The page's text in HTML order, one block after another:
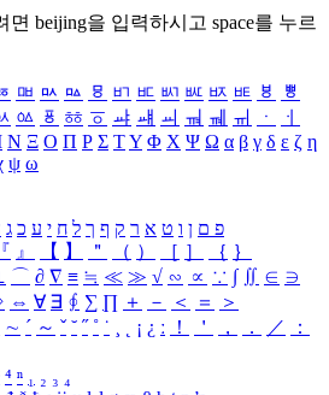
면 beijing을 입력하시고 space를 누르
ㅮ ㅯ ㅰ ㅱ ㅲ ㅳ ㅴ ㅵ ㅶ ㅷ ㅸ
ㅹ
ㆃ ㆄ ㆅ ㆆ ㆇ ㆈ ㆉ ㆊ ㆋ ㆌ ㆍ
ㆎ
Ν Ξ Ο Π Ρ Σ ΤΥ Φ Χ Ψ Ω α β γ δ ε ζ η
ψ ω
פ ם ן ו ט א ר ק ף ך ל ח י ע כ ג
『 』 【 】 ＂ （ ） ［ ］ ｛ ｝
⌒ ∂ ∇ ≡ ≒ ≪ ≫ √ ∽ ∝ ∵ ∫ ∬ ∈ ∋
⇔ ∀ ∃ ∮ ∑ ∏ ＋ － ＜ ＝
＞
∼ ´ ～ ˇ ˘ ˝ ˚ ˙ ¸ ¡ ¿ ː ！ ＇ ， ． ／
：
⁴ ⁿ ₁ ₂ ₃ ₄